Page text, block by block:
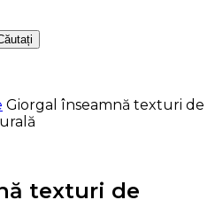
Giorgal înseamnă texturi de
texturi de